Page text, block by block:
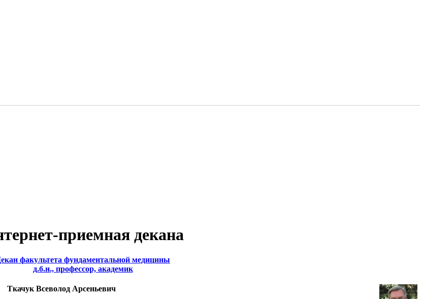
приемная декана
факультета фундаментальной медицины
д.б.н., профессор, академик
Ткачук Всеволод Арсеньевич